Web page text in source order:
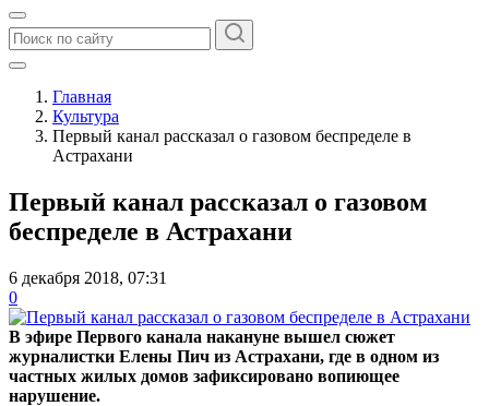
Главная
Культура
Первый канал рассказал о газовом беспределе в
Астрахани
Первый канал рассказал о газовом
беспределе в Астрахани
6 декабря 2018, 07:31
0
В эфире Первого канала накануне вышел сюжет
журналистки Елены Пич из Астрахани, где в одном из
частных жилых домов зафиксировано вопиющее
нарушение.